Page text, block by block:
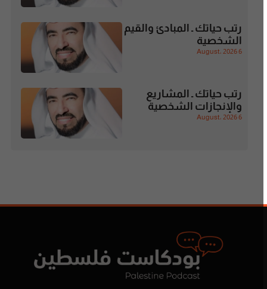
رتب حياتك ـ المبادئ والقيم
الشخصية
6 August، 2026
رتب حياتك ـ المشاريع
والإنجازات الشخصية
6 August، 2026